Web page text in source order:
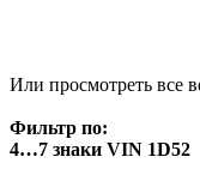
Или просмотреть все
Фильтр по:
4…7 знаки VIN 1D52